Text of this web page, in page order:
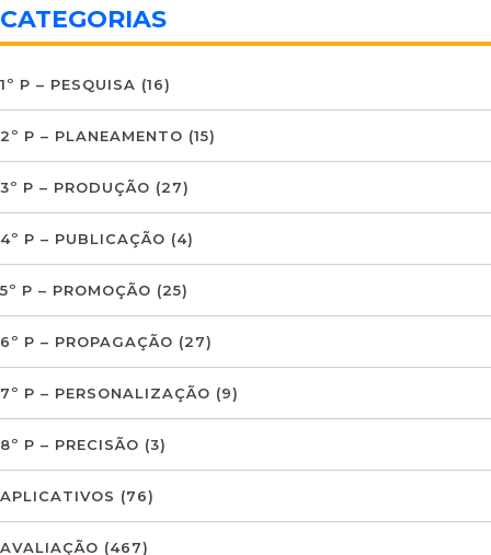
CATEGORIAS
1º P – PESQUISA (16)
2º P – PLANEAMENTO (15)
3º P – PRODUÇÃO (27)
4º P – PUBLICAÇÃO (4)
5º P – PROMOÇÃO (25)
6º P – PROPAGAÇÃO (27)
7º P – PERSONALIZAÇÃO (9)
8º P – PRECISÃO (3)
APLICATIVOS (76)
AVALIAÇÃO (467)